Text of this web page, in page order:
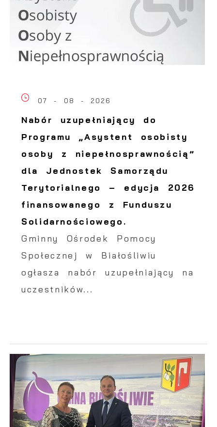
07 - 08 - 2026
Nabór uzupełniający do
Programu „Asystent osobisty
osoby z niepełnosprawnością”
dla Jednostek Samorządu
Terytorialnego – edycja 2026
finansowanego z Funduszu
Solidarnościowego.
Gminny Ośrodek Pomocy
Społecznej w Białośliwiu
ogłasza nabór uzupełniający na
uczestników...